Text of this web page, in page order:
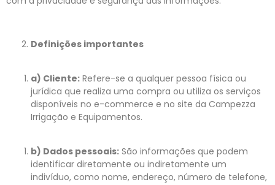
Definições importantes
a) Cliente: Refere-se a qualquer pessoa física ou
jurídica que realiza uma compra ou utiliza os serviços
disponíveis no e-commerce e no site da Campezza
Irrigação e Equipamentos.
b) Dados pessoais: São informações que podem
identificar diretamente ou indiretamente um
indivíduo, como nome, endereço, número de telefone,